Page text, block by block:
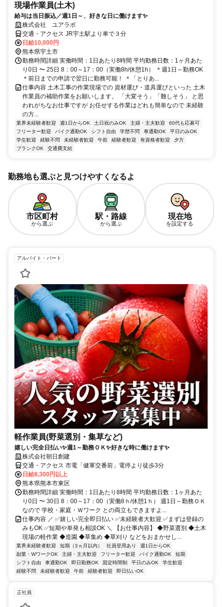
現場作業員(土木)
給与は当日振込／週1日～、好きな日に働けます✨
株式会社 ユアラボ
交通・アクセス JR宇土駅より車で３分
日給10,000円
熊本県宇土市
勤務時間詳細 実働時間：1日あたり8時間 平均勤務日数：1ヶ月あた
り0日 〜 25日 8：00～17：00（実働8h/休憩1h） ＊週1日～勤務OK
＊前日までの申請で翌日に勤務可能！ ＊「とりあ...
仕事内容 土木工事の作業現場での 資材運び・道具運びといった 土木
作業員の補助作業をお願いします。 「大変そう」「難しそう」 と思
われがちなお仕事ですが お任せする作業はどれも簡単なので 未経験
の方...
業界未経験者歓迎 週1日からOK 土日祝のみOK 主婦・主夫歓迎
60代も応募可
フリーター歓迎
バイク通勤OK シフト自由 学歴不問 車通勤OK
平日のみOK
学生歓迎
経験不問 未経験者歓迎 午前 経験者歓迎 有資格者歓迎
夕方
ブランクOK
交通費支給
勤務地も選ぶと見つけやすくなるよ
市区町村
から選ぶ
駅・路線
から選ぶ
現在地
を設定する
アルバイト・パート
軽作業員(野菜選別・集草など)
嬉しい完全日払い✨週1～勤務ＯＫ✨好きな時に働けます✨
株式会社朝日創建
交通・アクセス 市電「健軍交番前」電停より徒歩3分
日給8,300円以上
熊本県熊本市東区
勤務時間詳細 実働時間：1日あたり8時間 平均勤務日数：1ヶ月あた
り0日 〜 30日 8：00～17：00（実働8ｈ/休憩1ｈ） 週1日～勤務ＯＫ
なので 学校・家庭・Ｗワーク との両立もできますよ...
仕事内容 ／ ✅嬉しい完全即日払い ✅未経験者大歓迎 ✅まずは登録の
みもOK ✅短期や単発も相談OK ＼ 【お仕事内容】 ◆野菜選別 ◆土木
現場の軽作業 ◆造園 ◆草集め ◆草刈り などをおまかせし...
業界未経験者歓迎 短期（3ヵ月以内） 社員登用あり
週1日からOK
副業・WワークOK
主婦・主夫歓迎 フリーター歓迎 バイク通勤OK
短期
シフト自由
車通勤OK 即日勤務OK 固定時間制 平日のみOK
学生歓迎
経験不問
未経験者歓迎 午前 経験者歓迎 即日払いOK
正社員